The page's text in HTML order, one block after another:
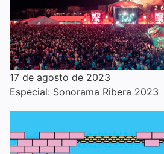
17 de agosto de 2023
Especial: Sonorama Ribera 2023